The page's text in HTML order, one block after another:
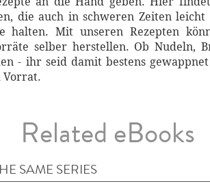
die auch in schweren Zeiten
halten. Mit unseren Rezepten
selber herstellen. Ob Nudeln,
- ihr seid damit bestens
Vorrat.
Related eBooks
SAME SERIES